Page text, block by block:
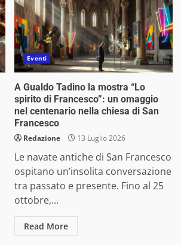
Eventi
A Gualdo Tadino la mostra “Lo
spirito di Francesco”: un omaggio
nel centenario nella chiesa di San
Francesco
Redazione 13 Luglio 2026
Le navate antiche di San Francesco
ospitano un’insolita conversazione
tra passato e presente. Fino al 25
ottobre,...
Read More